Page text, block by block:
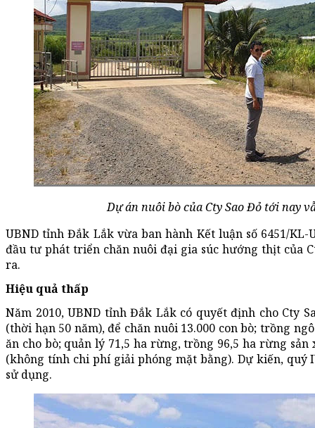
Dự án nuôi bò của Cty Sao Đỏ tới nay
UBND tỉnh Đắk Lắk vừa ban hành Kết luận số 6451/
đầu tư phát triển chăn nuôi đại gia súc hướng thịt của
ra.
Hiệu quả thấp
Năm 2010, UBND tỉnh Đắk Lắk có quyết định cho Cty
(thời hạn 50 năm), để chăn nuôi 13.000 con bò; trồng
ăn cho bò; quản lý 71,5 ha rừng, trồng 96,5 ha rừng
(không tính chi phí giải phóng mặt bằng). Dự kiến, quý
sử dụng.